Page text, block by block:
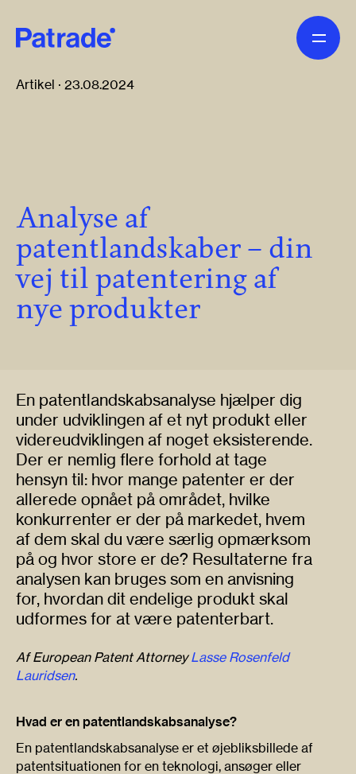
Artikel · 23.08.2024
Analyse af
patentlandskaber – din
vej til patentering af
nye produkter
En patentlandskabsanalyse hjælper dig
under udviklingen af et nyt produkt eller
videreudviklingen af noget eksisterende.
Der er nemlig flere forhold at tage
hensyn til: hvor mange patenter er der
allerede opnået på området, hvilke
konkurrenter er der på markedet, hvem
af dem skal du være særlig opmærksom
på og hvor store er de? Resultaterne fra
analysen kan bruges som en anvisning
for, hvordan dit endelige produkt skal
udformes for at være patenterbart.
Af European Patent AttorneyLasse Rosenfeld
Lauridsen.
Hvad er en patentlandskabsanalyse?
En patentlandskabsanalyse er et øjebliksbillede af
patentsituationen for en teknologi, ansøger eller